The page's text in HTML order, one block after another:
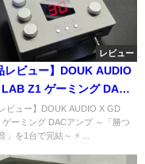
レビュー
レビュー】DOUK AUDIO
Z1 ゲーミング DAC
～「FPSで勝つための
1台で完結～
ビュー】DOUK AUDIO X GD
ゲーミング DACアンプ ～「勝つ
」を1台で完結～ ⚡ ...